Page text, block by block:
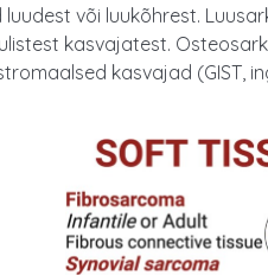
luudest või luukõhrest.
kasvajatest.
kasvajad (GIST,